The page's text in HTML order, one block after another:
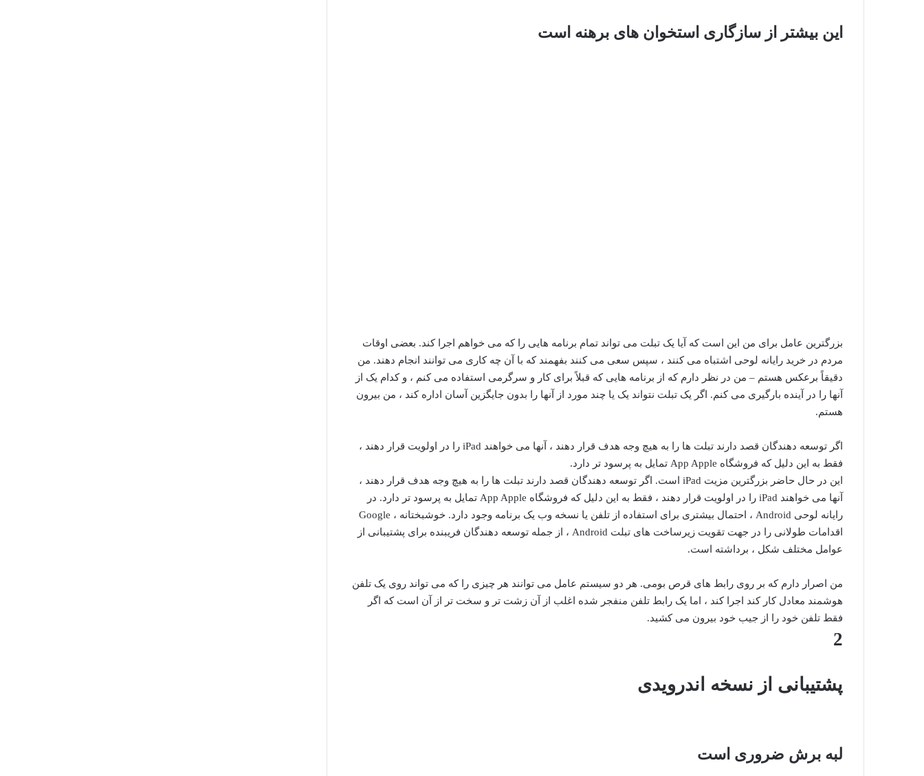
این بیشتر از سازگاری استخوان های برهنه است
بزرگترین عامل برای من این است که آیا یک تبلت می تواند تمام برنامه هایی را که می خواهم اجرا کند. بعضی اوقات
مردم در خرید رایانه لوحی اشتباه می کنند ، سپس سعی می کنند بفهمند که با آن چه کاری می توانند انجام دهند. من
دقیقاً برعکس هستم – من در نظر دارم که از برنامه هایی که قبلاً برای کار و سرگرمی استفاده می کنم ، و کدام یک از
آنها را در آینده بارگیری می کنم. اگر یک تبلت نتواند یک یا چند مورد از آنها را بدون جایگزین آسان اداره کند ، من بیرون
هستم.
اگر توسعه دهندگان قصد دارند تبلت ها را به هیچ وجه هدف قرار دهند ، آنها می خواهند iPad را در اولویت قرار دهند ،
فقط به این دلیل که فروشگاه App Apple تمایل به پرسود تر دارد.
این در حال حاضر بزرگترین مزیت iPad است. اگر توسعه دهندگان قصد دارند تبلت ها را به هیچ وجه هدف قرار دهند ،
آنها می خواهند iPad را در اولویت قرار دهند ، فقط به این دلیل که فروشگاه App Apple تمایل به پرسود تر دارد. در
رایانه لوحی Android ، احتمال بیشتری برای استفاده از تلفن یا نسخه وب یک برنامه وجود دارد. خوشبختانه ، Google
اقدامات طولانی را در جهت تقویت زیرساخت های تبلت Android ، از جمله توسعه دهندگان فریبنده برای پشتیبانی از
عوامل مختلف شکل ، برداشته است.
من اصرار دارم که بر روی رابط های قرص بومی. هر دو سیستم عامل می توانند هر چیزی را که می تواند روی یک تلفن
هوشمند معادل کار کند اجرا کند ، اما یک رابط تلفن منفجر شده اغلب از آن زشت تر و سخت تر از آن است که اگر
فقط تلفن خود را از جیب خود بیرون می کشید.
2
پشتیبانی از نسخه اندرویدی
لبه برش ضروری است